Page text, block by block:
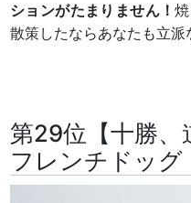
ションがたまりません！
散策したならあなたも立
第29位【十勝、
フレンチドッグ